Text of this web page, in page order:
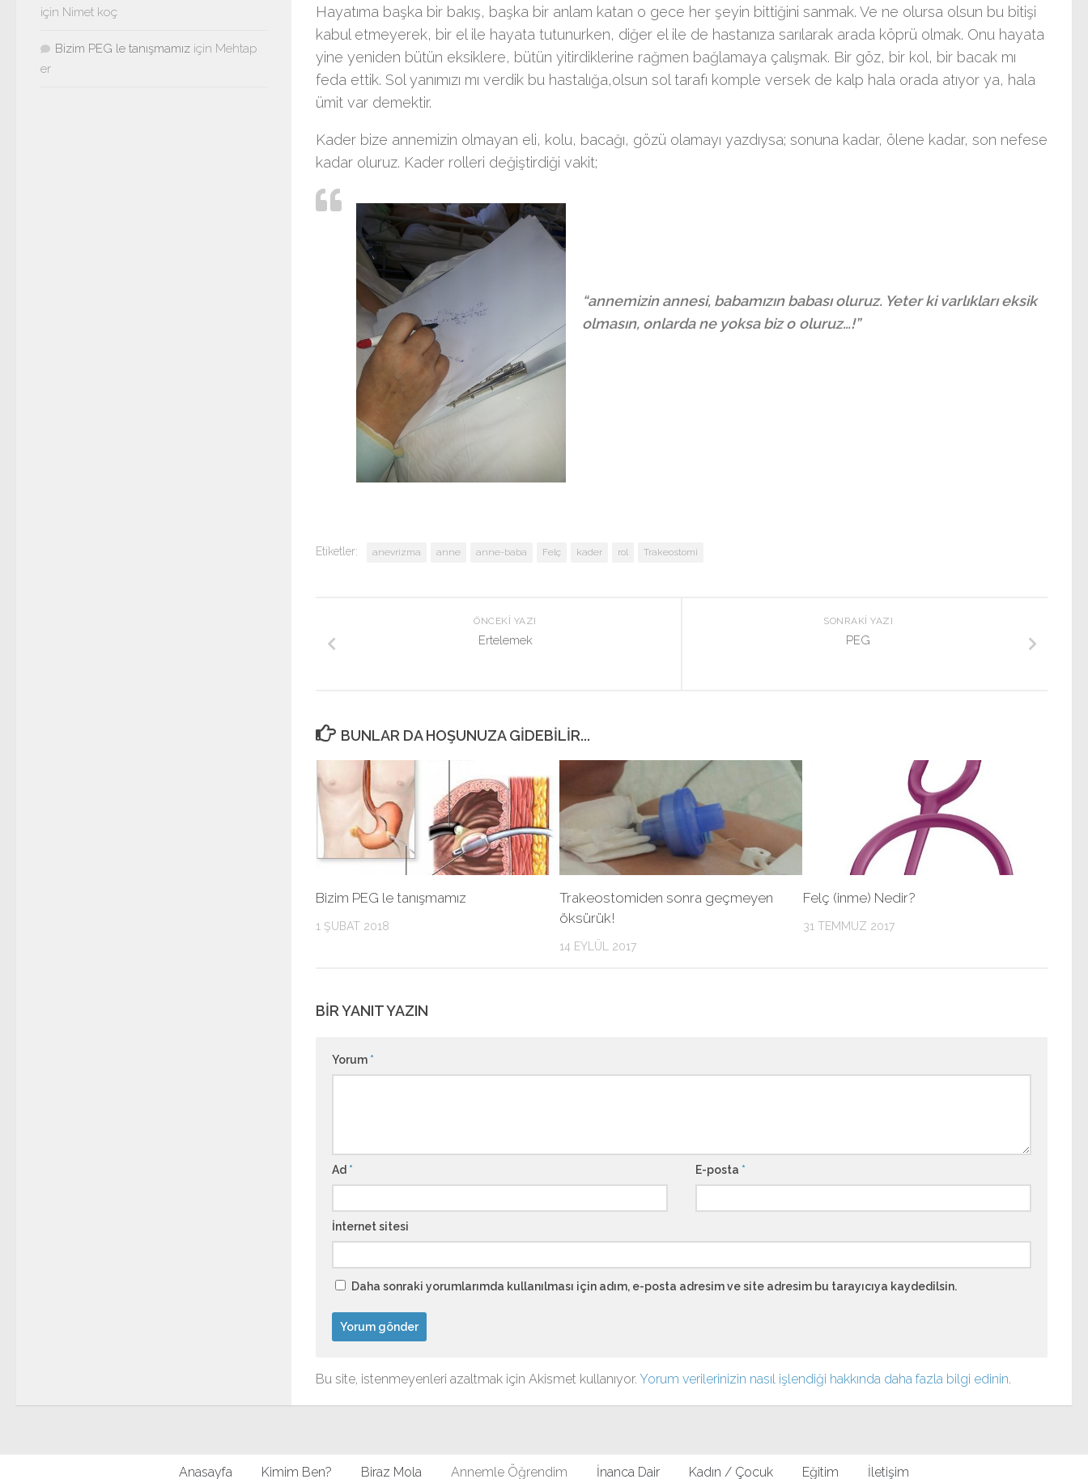
Hayatıma başka bir bakış, başka bir anlam katan o gece her şeyin bittiğini sanmak. Ve ne olursa olsun bu bitişi
kabul etmeyerek, bir el ile hayata tutunurken, diğer el ile de hastanıza sarılarak arada köprü olmak. Onu hayata
yine yeniden bütün eksiklere, bütün yitirdiklerine rağmen bağlamaya çalışmak. Bir göz, bir kol, bir bacak mı
feda ettik. Sol yanımızı mı verdik bu hastalığa,olsun sol tarafı komple versek de kalp hala orada atıyor ya, hala
ümit var demektir.
Kader bize annemizin olmayan eli, kolu, bacağı, gözü olamayı yazdıysa; sonuna kadar, ölene kadar, son nefese
kadar oluruz. Kader rolleri değiştirdiği vakit;
“annemizin annesi, babamızın babası oluruz. Yeter ki varlıkları eksik
olmasın, onlarda ne yoksa biz o oluruz…!”
Etiketler: anevrizma anne anne-baba Felç kader rol Trakeostomi
SONRAKI YAZI
PEG
ÖNCEKI YAZI
Ertelemek
BUNLAR DA HOŞUNUZA GIDEBILIR...
Bizim PEG le tanışmamız
1 ŞUBAT 2018
Trakeostomiden sonra geçmeyen
öksürük!
14 EYLÜL 2017
Felç (inme) Nedir?
31 TEMMUZ 2017
BIR YANIT YAZIN
Yorum *
Ad * E-posta *
İnternet sitesi
Daha sonraki yorumlarımda kullanılması için adım, e-posta adresim ve site adresim bu tarayıcıya kaydedilsin.
Bu site, istenmeyenleri azaltmak için Akismet kullanıyor. Yorum verilerinizin nasıl işlendiği hakkında daha fazla bilgi edinin.
için Nimet koç
Bizim PEG le tanışmamız için Mehtap
er
Anasayfa Kimim Ben? Biraz Mola Annemle Öğrendim İnanca Dair Kadın / Çocuk Eğitim İletişim